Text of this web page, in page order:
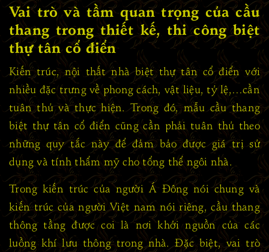
Vai trò và tầm quan trọng của cầu
thang trong thiết kế, thi công biệt
thự tân cổ điển
Kiến trúc, nội thất nhà biệt thự tân cổ điển với
nhiều đặc trưng về phong cách, vật liệu, tỷ lệ,…cần
tuân thủ và thực hiện. Trong đó, mẫu cầu thang
biệt thự tân cổ điển cũng cần phải tuân thủ theo
những quy tắc này để đảm bảo được giá trị sử
dụng và tính thẩm mỹ cho tổng thể ngôi nhà.
Trong kiến trúc của người Á Đông nói chung và
kiến trúc của người Việt nam nói riêng, cầu thang
thông tầng được coi là nơi khởi nguồn của các
luồng khí lưu thông trong nhà. Đặc biệt, vai trò